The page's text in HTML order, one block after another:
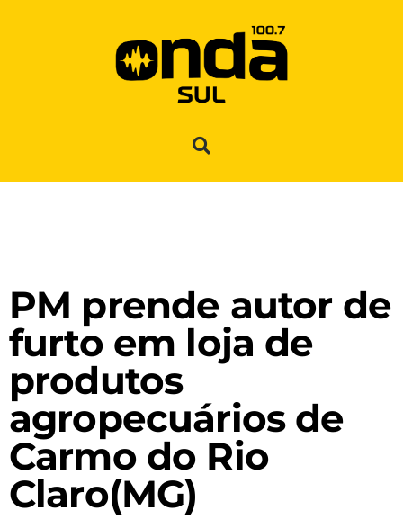
PM prende autor de
furto em loja de
produtos
agropecuários de
Carmo do Rio
Claro(MG)